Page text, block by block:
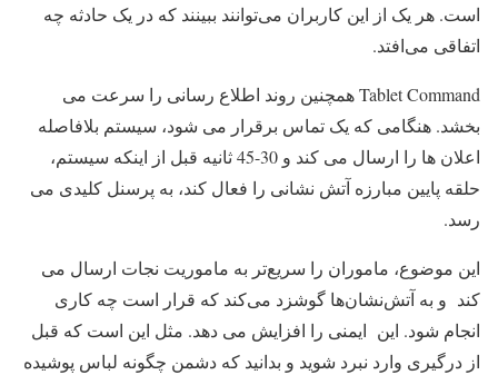
است. هر یک از این کاربران می‌توانند ببینند که در یک حادثه چه
اتفاقی می‌افتد.
Tablet Command همچنین روند اطلاع رسانی را سرعت می
بخشد. هنگامی که یک تماس برقرار می شود، سیستم بلافاصله
اعلان ها را ارسال می کند و 30-45 ثانیه قبل از اینکه سیستم،
حلقه پایین مبارزه آتش نشانی را فعال کند، به پرسنل کلیدی می
رسد.
این موضوع، ماموران را سریع‌تر به ماموریت نجات ارسال می
کند و به آتش‌نشان‌ها گوشزد می‌کند که قرار است چه کاری
انجام شود. این ایمنی را افزایش می دهد. مثل این است که قبل
از درگیری وارد نبرد شوید و بدانید که دشمن چگونه لباس پوشیده